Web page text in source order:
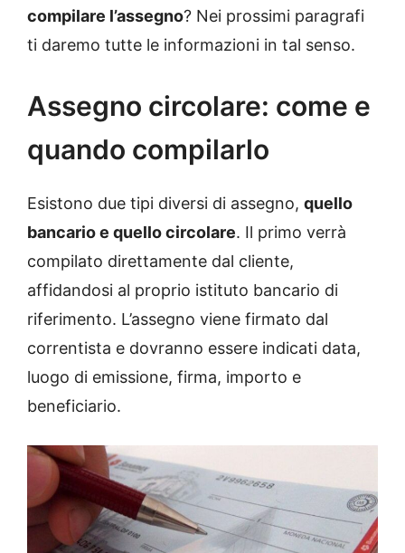
compilare l’assegno? Nei prossimi paragrafi
ti daremo tutte le informazioni in tal senso.
Assegno circolare: come e
quando compilarlo
Esistono due tipi diversi di assegno, quello
bancario e quello circolare. Il primo verrà
compilato direttamente dal cliente,
affidandosi al proprio istituto bancario di
riferimento. L’assegno viene firmato dal
correntista e dovranno essere indicati data,
luogo di emissione, firma, importo e
beneficiario.